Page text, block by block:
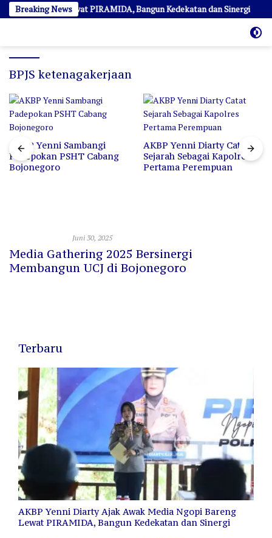
Langsung
ke
Breaking News
Bareng Lewat PIRAMIDA, Bangun Kedekatan dan Sinergi
BPJS ketenagakerjaan
AKBP Yenni Sambangi
Padepokan PSHT Cabang
Bojonegoro
AKBP Yenni Diarty Catat
Sejarah Sebagai Kapolres
Pertama Perempuan
Juni 30, 2025
Media Gathering 2025 Bersinergi
Membangun UCJ di Bojonegoro
Terbaru
AKBP Yenni Diarty Ajak Awak Media Ngopi Bareng
Lewat PIRAMIDA, Bangun Kedekatan dan Sinergi